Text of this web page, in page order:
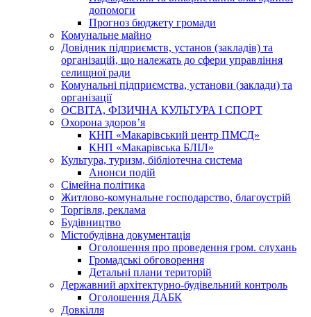
допомоги
Прогноз бюджету громади
Комунальне майно
Довідник підприємств, установ (закладів) та
організацій, що належать до сфери управління
селищної ради
Комунальні підприємства, установи (заклади) та
організації
ОСВІТА, ФІЗИЧНА КУЛЬТУРА І СПОРТ
Охорона здоров’я
КНП «Макарівський центр ПМСД»
КНП «Макарівська БЛІЛ»
Культура, туризм, бібліотечна система
Анонси подій
Сімейна політика
Житлово-комунальне господарство, благоустрій
Торгівля, реклама
Будівництво
Містобудівна документація
Оголошення про проведення гром. слухань
Громадські обговорення
Детальні плани територій
Державний архітектурно-будівельний контроль
Оголошення ДАБК
Довкілля